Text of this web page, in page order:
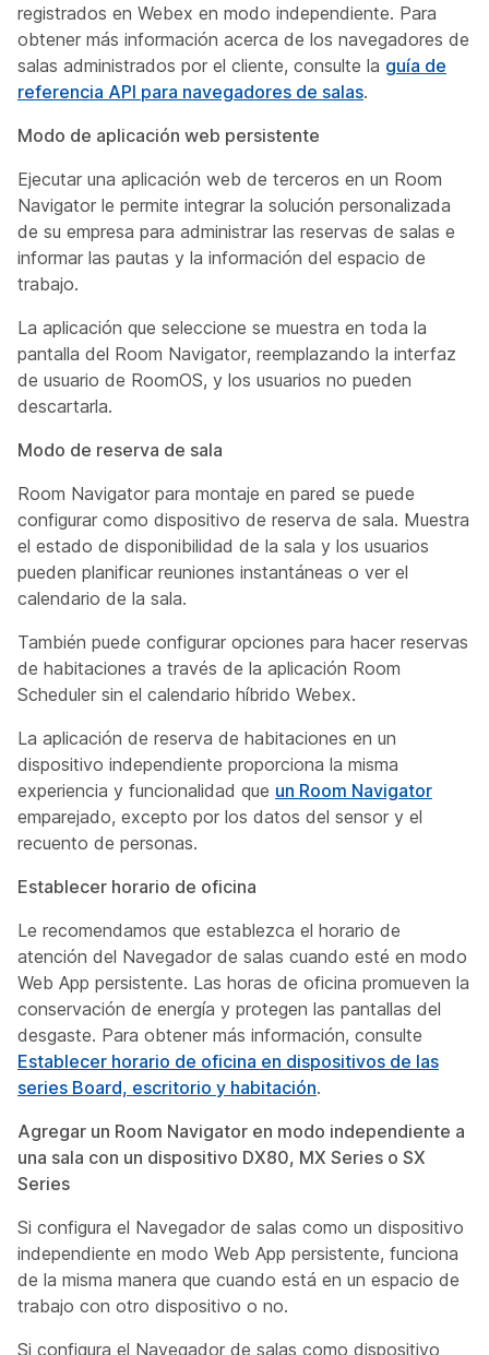
registrados en Webex en modo independiente. Para
obtener más información acerca de los navegadores de
salas administrados por el cliente, consulte la guía de
referencia API para navegadores de salas.
Modo de aplicación web persistente
Ejecutar una aplicación web de terceros en un Room
Navigator le permite integrar la solución personalizada
de su empresa para administrar las reservas de salas e
informar las pautas y la información del espacio de
trabajo.
La aplicación que seleccione se muestra en toda la
pantalla del Room Navigator, reemplazando la interfaz
de usuario de RoomOS, y los usuarios no pueden
descartarla.
Modo de reserva de sala
Room Navigator para montaje en pared se puede
configurar como dispositivo de reserva de sala. Muestra
el estado de disponibilidad de la sala y los usuarios
pueden planificar reuniones instantáneas o ver el
calendario de la sala.
También puede configurar opciones para hacer reservas
de habitaciones a través de la aplicación Room
Scheduler sin el calendario híbrido Webex.
La aplicación de reserva de habitaciones en un
dispositivo independiente proporciona la misma
experiencia y funcionalidad que un Room Navigator
emparejado, excepto por los datos del sensor y el
recuento de personas.
Establecer horario de oficina
Le recomendamos que establezca el horario de
atención del Navegador de salas cuando esté en modo
Web App persistente. Las horas de oficina promueven la
conservación de energía y protegen las pantallas del
desgaste. Para obtener más información, consulte
Establecer horario de oficina en dispositivos de las
series Board, escritorio y habitación.
Agregar un Room Navigator en modo independiente a
una sala con un dispositivo DX80, MX Series o SX
Series
Si configura el Navegador de salas como un dispositivo
independiente en modo Web App persistente, funciona
de la misma manera que cuando está en un espacio de
trabajo con otro dispositivo o no.
Si configura el Navegador de salas como dispositivo